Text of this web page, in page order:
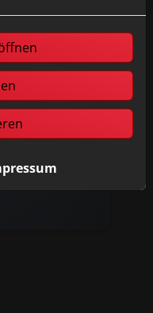
beugt
Weiches
sparen
und